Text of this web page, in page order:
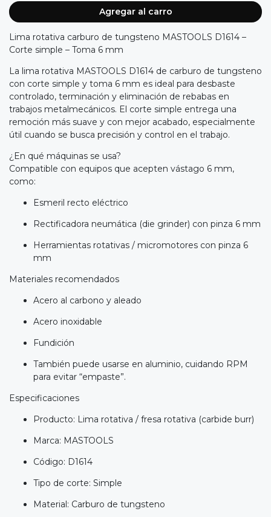
Agregar al carro
Lima rotativa carburo de tungsteno MASTOOLS D1614 –
Corte simple – Toma 6 mm
La lima rotativa MASTOOLS D1614 de carburo de tungsteno
con corte simple y toma 6 mm es ideal para desbaste
controlado, terminación y eliminación de rebabas en
trabajos metalmecánicos. El corte simple entrega una
remoción más suave y con mejor acabado, especialmente
útil cuando se busca precisión y control en el trabajo.
¿En qué máquinas se usa?
Compatible con equipos que acepten vástago 6 mm,
como:
Esmeril recto eléctrico
Rectificadora neumática (die grinder) con pinza 6 mm
Herramientas rotativas / micromotores con pinza 6
mm
Materiales recomendados
Acero al carbono y aleado
Acero inoxidable
Fundición
También puede usarse en aluminio, cuidando RPM
para evitar “empaste”.
Especificaciones
Producto: Lima rotativa / fresa rotativa (carbide burr)
Marca: MASTOOLS
Código: D1614
Tipo de corte: Simple
Material: Carburo de tungsteno